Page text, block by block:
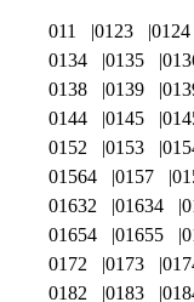
011 0123 0124
0134
0135
0138
0139
0144
0145
0152
0153
01564
0157
01632
01634
01654
01655
0172
0173
0182
0183